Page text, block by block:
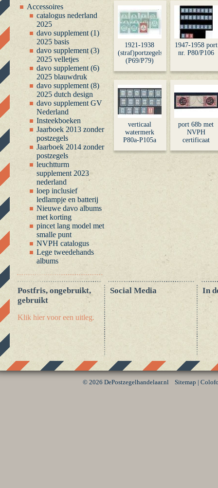
Accessoires
catalogus nederland
2025
davo supplement (1)
2025 basis
davo supplement (3)
2025 velletjes
davo supplement (6)
2025 blauwdruk
davo supplement (8)
2025 dutch design
davo supplement GV
Nederland
Insteekboeken
Jaarboek 2013 zonder
postzegels
Jaarboek 2014 zonder
postzegels
leuchtturm
supplement 2023
nederland
loep inclusief
ledlampje en batterij
Nieuwe davo albums
met korting
pincet lang model met
smalle punt
NVPH catalogus
Lege tweedehands
albums
1921-1938
(straf)portzegels
(P69/P79)
1947-1958 port
nr. P80/P106
verticaal
watermerk
P80a-P105a
port 68b met
NVPH
certificaat
Postfris, ongebruikt,
gebruikt
Klik hier voor een uitleg.
Social Media In
© 2026 DePostzegelhandelaar.nlSitemap |